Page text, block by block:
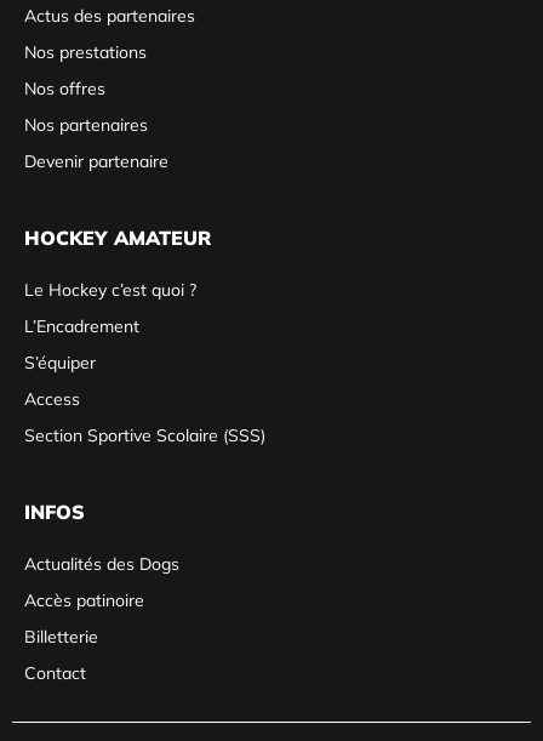
Actus des partenaires
Nos prestations
Nos offres
Nos partenaires
Devenir partenaire
HOCKEY AMATEUR
Le Hockey c’est quoi ?
L’Encadrement
S’équiper
Access
Section Sportive Scolaire (SSS)
INFOS
Actualités des Dogs
Accès patinoire
Billetterie
Contact